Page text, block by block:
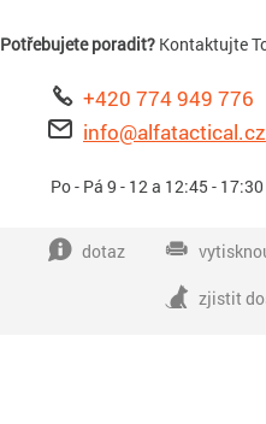
Potřebujete poradit?Kontaktujte
+420 774 949 776
info@alfatactical.cz
Po - Pá 9 - 12 a 12:45 - 17:30
dotaz
zjistit